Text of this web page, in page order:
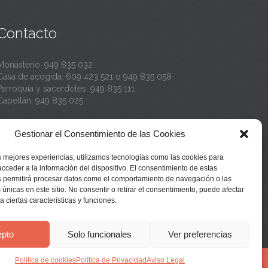
Gestionar el Consentimiento de las Cookies
mejores experiencias, utilizamos tecnologías como las cookies para
a la información del dispositivo. El consentimiento de estas
permitirá procesar datos como el comportamiento de navegación o las
en este sitio. No consentir o retirar el consentimiento, puede afectar
ciertas características y funciones.
Solo funcionales Ver preferencias
Política de cookiesPolítica de PrivacidadAviso Legal
949 835 032
de acogida: 609 423 521 o 949 835 058
y sacerdotes: 949 835 111
949 835 025
Monasterio:monasterio@buenafuente.org
de acogida:acogida@buenafuente.org
Moreno:angel@buenafuente.org
Síguenos en Youtube:Instala nuestra App: